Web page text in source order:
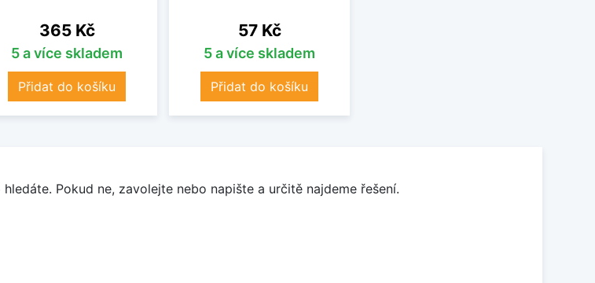
Cena
365 Kč
5 a více skladem
Přidat do košíku
Cena
57 Kč
5 a více skladem
Přidat do košíku
Pokud ne, zavolejte nebo napište a určitě najdeme řešení.